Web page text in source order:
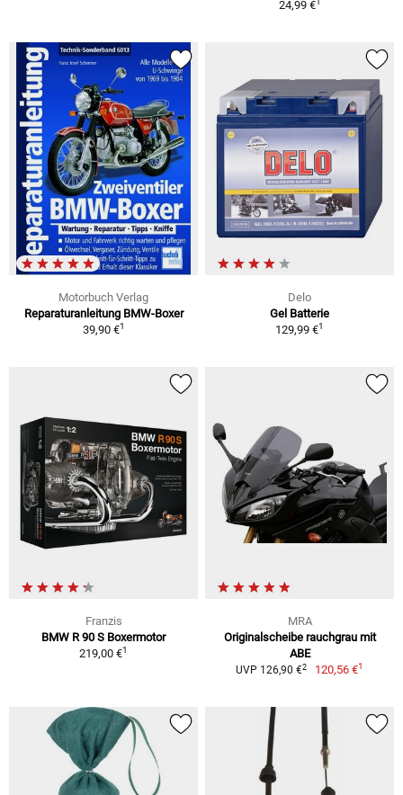
24,99 €
Motorbuch Verlag
Reparaturanleitung BMW-Boxer
39,90 €1
Delo
Gel Batterie
129,99 €1
Franzis
BMW R 90 S Boxermotor
219,00 €1
MRA
Originalscheibe rauchgrau mit
ABE
UVP 126,90 €2 120,56 €1